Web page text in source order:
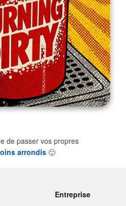
de passer vos propres
arrondis 🙂
Entreprise